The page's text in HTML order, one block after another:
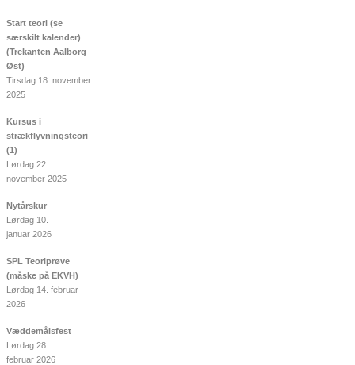
Start teori (se
særskilt kalender)
(Trekanten Aalborg
Øst)
Tirsdag 18. november
2025
Kursus i
strækflyvningsteori
(1)
Lørdag 22.
november 2025
Nytårskur
Lørdag 10.
januar 2026
SPL Teoriprøve
(måske på EKVH)
Lørdag 14. februar
2026
Væddemålsfest
Lørdag 28.
februar 2026